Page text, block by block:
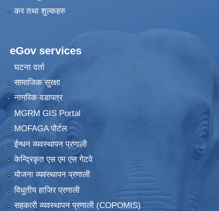
कर तथा शुल्कहरु
eGov services
घटना दर्ता
सामाजिक सुरक्षा
नागरिक वडापत्र
MGRM GIS Portal
MOFAGA पोर्टल
ईन्धन व्यवस्थापन प्रणाली
केन्द्रिकृत एस एम एस गेटवे
योजना व्यवस्थापन प्रणाली
विधुतीय हाजिर प्रणाली
सहकारी व्यवस्थापन प्रणाली (COPOMIS)